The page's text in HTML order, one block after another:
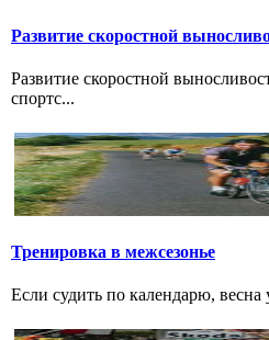
Развитие скоростной
Развитие скоростной
спортс...
Тренировка в межсезонье
Если судить по календарю,